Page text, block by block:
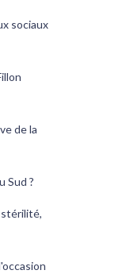
sociaux
de la
Sud ?